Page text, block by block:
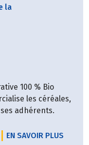
la
100 % Bio
les céréales,
adhérents.
EN SAVOIR PLUS